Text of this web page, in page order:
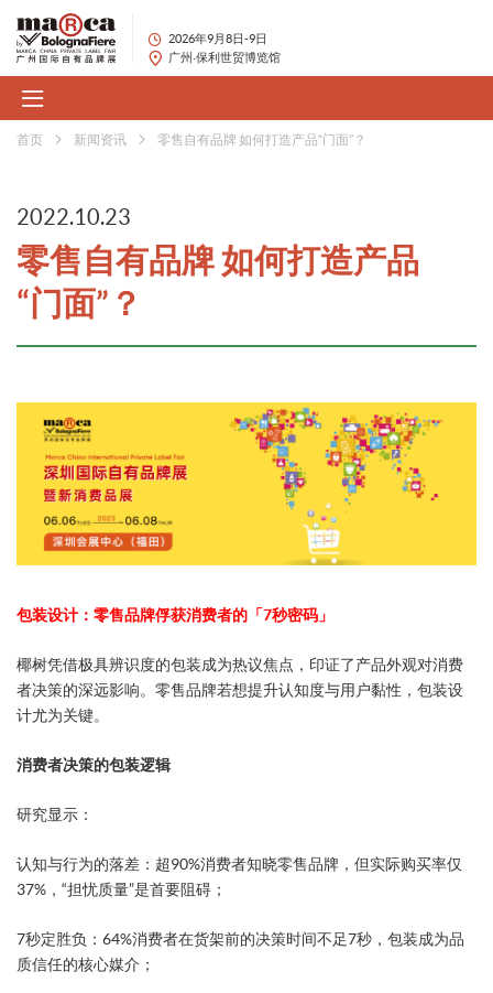
2026年9月8日-9日
广州·保利世贸博览馆
首页 新闻资讯 零售自有品牌 如何打造产品“门面”？
2022.10.23
零售自有品牌 如何打造产品
“门面”？
包装设计：零售品牌俘获消费者的「7秒密码」​​
椰树凭借极具辨识度的包装成为热议焦点，印证了产品外观对消费
者决策的深远影响。零售品牌若想提升认知度与用户黏性，包装设
计尤为关键。
​消费者决策的包装逻辑​
研究显示：
​认知与行为的落差​：超90%消费者知晓零售品牌，但实际购买率仅
37%，“担忧质量”是首要阻碍；
​7秒定胜负​：64%消费者在货架前的决策时间不足7秒，包装成为品
质信任的核心媒介；